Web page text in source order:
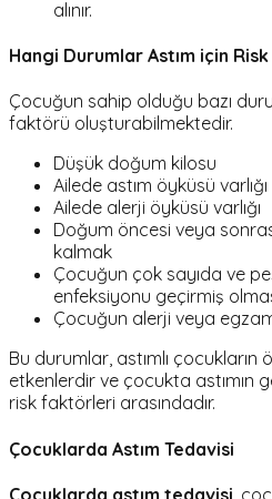
alınır.
Hangi Durumlar Astım için
Çocuğun sahip olduğu bazı
faktörü oluşturabilmektedir.
Düşük doğum kilosu
Ailede astım öyküsü varlığı
Ailede alerji öyküsü varlığı
Doğum öncesi veya
kalmak
Çocuğun çok sayıda ve
enfeksiyonu geçirmiş
Çocuğun alerji veya
Bu durumlar, astımlı
etkenlerdir ve çocukta astımın
risk faktörleri arasındadır.
Çocuklarda Astım Tedavisi
Çocuklarda astım tedavisi ,